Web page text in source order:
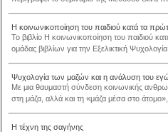
Η κοινωνικοποίηση του παιδιού κατά τα
Το βιβλίο Η κοινωνικοποίηση του παιδιού
ομάδας βιβλίων για την Εξελικτική
Ψυχολογία των μαζών και η ανάλυση του
Με μια θαυμαστή σύνδεση κοινωνικής
στη μάζα, αλλά και τη «μάζα μέσα στο
Η τέχνη της σαγήνης